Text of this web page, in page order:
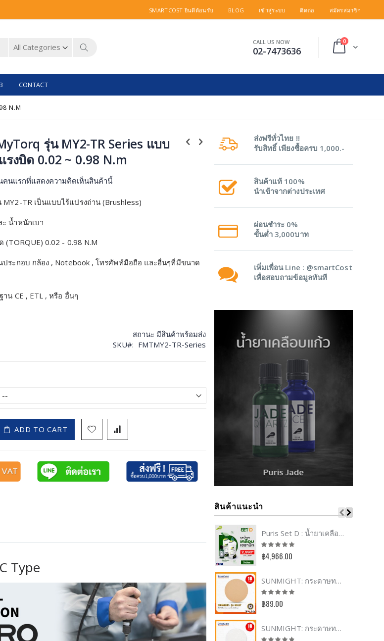
SMARTCOST ยินดีต้อนรับ BLOG เข้าสู่ระบบ ติดต่อ สมัครสมาชิก
Cart
0items
CALL US NOW
02-7473636
CONTACT
N.M
รุ่น MY2-TR Series แบบ
รงบิด 0.02 ~ 0.98 N.m
คนแรกที่แสดงความคิดเห็นสินค้านี้
MY2-TR เป็นแบบไร้แปรงถ่าน (Brushless)
น้ำหนักเบา
(TORQUE) 0.02 - 0.98 N.M
ประกอบ กล้อง , Notebook , โทรศัพท์มือถือ และอื่นๆที่มีขนาด
าน CE , ETL , หรือ อื่นๆ
สถานะ มีสินค้าพร้อมส่ง
SKU
FMTMY2-TR-Series
ADD TO CART
Type
ส่งฟรีทั่วไทย !!
รับสิทธิ์ เพียงซื้อครบ 1,000.-
สินค้าแท้ 100%
นำเข้าจากต่างประเทศ
ผ่อนชำระ 0%
ขั้นต่ำ 3,000บาท
เพิ่มเพื่อน Line : @smartCost
เพื่อสอบถามข้อมูลทันที
สินค้าแนะนำ
Puris Set D : น้ำยาเคลือบเซรามิก Quartz + สเปร์ยรีบูท A68 + แชมพูเซรามิก A61
Rating:
฿4,966.00
SUNMIGHT: กระดาษทรายกลม 6นิ้ว รุ่น B312T หลังสักหลาด (10 ชิ้น/ชุด) ขัดไม้ ขัดสีรถ
Rating:
฿89.00
SUNMIGHT: กระดาษทรายกลม 5นิ้ว รุ่น B322T หลังกาว (10 ชิ้น/ชุด) ขัดไม้ ขัดเหล็ก ขัดอลูมิเนียม
Rating: